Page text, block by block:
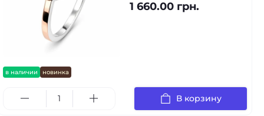
в наличии новинка
1 660.00 грн.
В корзину